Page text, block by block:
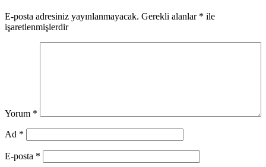
E-posta adresiniz yayınlanmayacak. Gerekli alanlar * ile
işaretlenmişlerdir
Yorum *
Ad *
E-posta *